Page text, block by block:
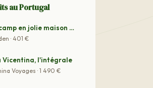
au Portugal
Surfcamp en jolie maison proche de Peniche
· 401 €
Vicentina, l'intégrale
Voyages · 1 490 €